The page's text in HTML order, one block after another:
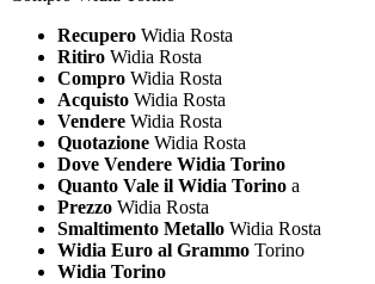
Recupero Widia Rosta
Ritiro Widia Rosta
Compro Widia Rosta
Acquisto Widia Rosta
Vendere Widia Rosta
Quotazione Widia Rosta
Dove Vendere Widia Torino
Quanto Vale il Widia Torino a
Prezzo Widia Rosta
Smaltimento Metallo Widia Rosta
Widia Euro al Grammo Torino
Widia Torino